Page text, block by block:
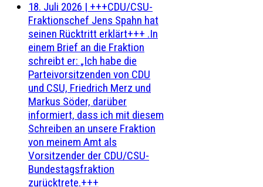
18. Juli 2026 | +++CDU/CSU-
Fraktionschef Jens Spahn hat
seinen Rücktritt erklärt+++ .In
einem Brief an die Fraktion
schreibt er: „Ich habe die
Parteivorsitzenden von CDU
und CSU, Friedrich Merz und
Markus Söder, darüber
informiert, dass ich mit diesem
Schreiben an unsere Fraktion
von meinem Amt als
Vorsitzender der CDU/CSU-
Bundestagsfraktion
zurücktrete.+++